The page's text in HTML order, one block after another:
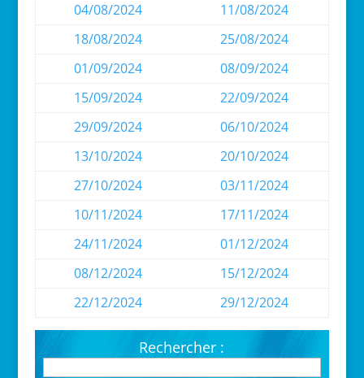
04/08/2024
11/08/2024
18/08/2024
25/08/2024
01/09/2024
08/09/2024
15/09/2024
22/09/2024
29/09/2024
06/10/2024
13/10/2024
20/10/2024
27/10/2024
03/11/2024
10/11/2024
17/11/2024
24/11/2024
01/12/2024
08/12/2024
15/12/2024
22/12/2024
29/12/2024
Rechercher :